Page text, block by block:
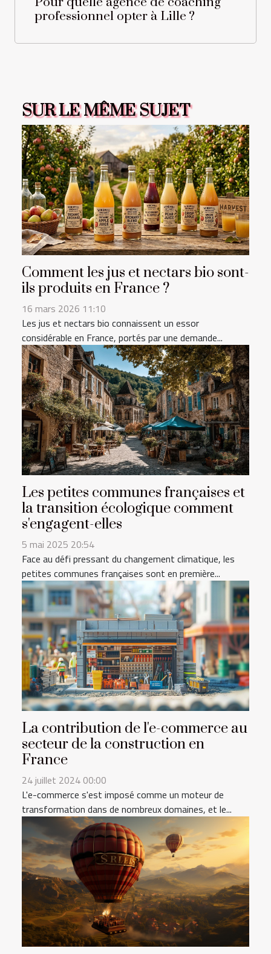
professionnel opter à Lille ?
SUR LE MÊME SUJET
Comment les jus et nectars bio sont-
ils produits en France ?
16 mars 2026 11:10
Les jus et nectars bio connaissent un essor
considérable en France, portés par une demande...
Les petites communes françaises et
la transition écologique comment
s'engagent-elles
5 mai 2025 20:54
Face au défi pressant du changement climatique, les
petites communes françaises sont en première...
La contribution de l'e-commerce au
secteur de la construction en
France
24 juillet 2024 00:00
L'e-commerce s'est imposé comme un moteur de
transformation dans de nombreux domaines, et le...